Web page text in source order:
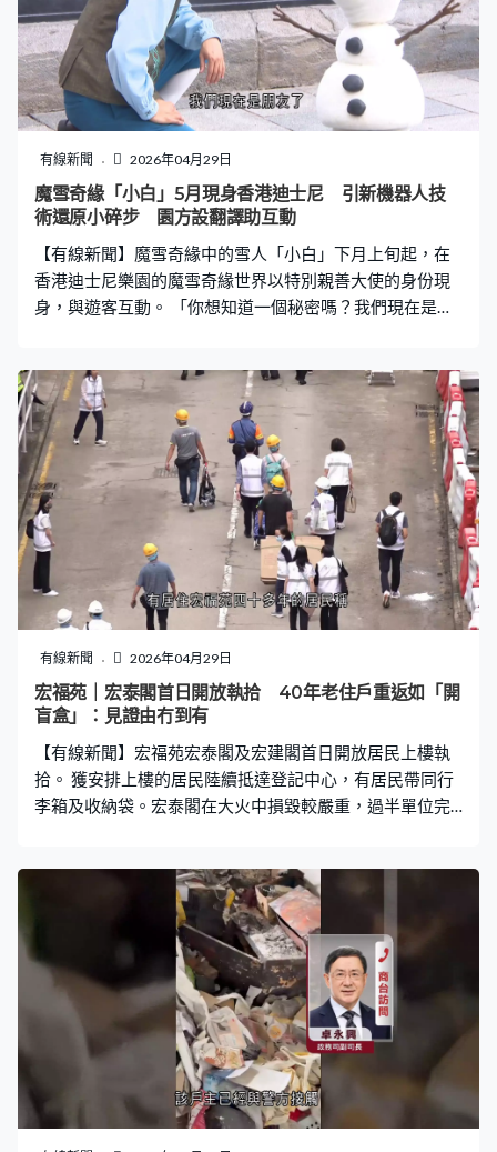
南，該區天氣漸轉不穩定。
有線新聞 2026年04月29日
魔雪奇緣「小白」5月現身香港迪士尼 引新機器人技
術還原小碎步 園方設翻譯助互動
【有線新聞】魔雪奇緣中的雪人「小白」下月上旬起，在
香港迪士尼樂園的魔雪奇緣世界以特別親善大使的身份現
身，與遊客互動。 「你想知道一個秘密嗎？我們現在是朋
馴鹿小斯都是他的朋友。小白希望跟每個人做朋友的性
格，「戲裡戲外」都一樣。 華特迪士尼幻想工程研發部門
透過運用強化學習科技的新一代機械人技術，使小白可以
自由走動或與遊客互動。華特迪士尼幻想工程首席研發工
程師Dawson Dill：「我們希望保留電影中小白形象的真實
性和特點，我們與華特迪士尼動畫工作室，甚至電影中的
英文配音員喬許蓋德合作，結合新的機器人技術和強化學
習，還原小白在電影中的形象，我們希望他能像電影裡走
出來一樣。」 在阿德爾居民的陪同下，小白會不定時於阿
德爾森林以特別親善大使的身份現身，但樂園指小白目前
未能以廣東話對答。香港迪士尼樂園度假區營運副總裁祈
力德：「我們會確保不會說英語的客人有機會透過翻譯與
小白交流，翻譯人員會在場翻譯，這樣他們就能聽懂小白
我們會確保有工作人員照顧會說普通話
有線新聞 2026年04月29日
宏福苑｜宏泰閣首日開放執拾 40年老住戶重返如「開
盲盒」：見證由冇到有
【有線新聞】宏福苑宏泰閣及宏建閣首日開放居民上樓執
拾。 獲安排上樓的居民陸續抵達登記中心，有居民帶同行
李箱及收納袋。宏泰閣在大火中損毀較嚴重，過半單位完
稱，會懷念單位，但沒有辦法下都要轉換新環境。 宏泰閣
住戶廖先生：「只有收過一張門口相片，裡面沒有。所以
現在開盲盒，回去看看拿得幾多得幾多。很多物品想拿，
始終住了40多年。我們是1983年第一批入伙住到現在，心
情忐忑，（見證）由無到有，我入伙時沒有街市。」 宏建
閣住戶林先生：「想事件快點完結，因為都耗了半年。想
快點取回東西回家，其實都很懷念單位，但也沒有辦法。
都燒成這樣，逼着要搬屋。（是否一個道別？）當轉換新
環境，都住了四十多年。」